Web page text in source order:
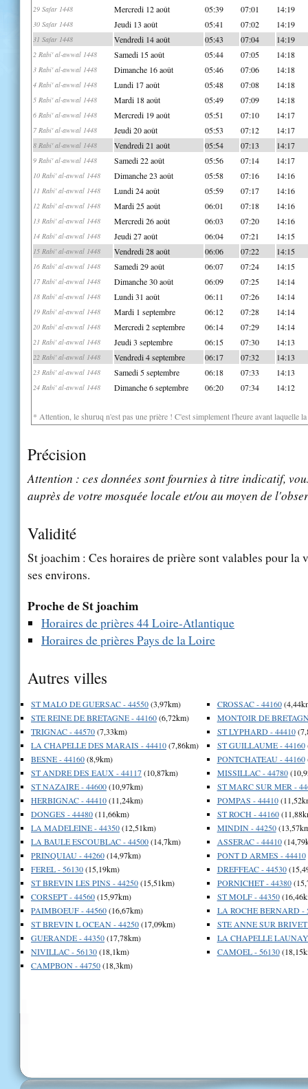
29 Safar 1448 Mercredi 12 août 05:39 07:01 14:19
30 Safar 1448 Jeudi 13 août 05:41 07:02 14:19
31 Safar 1448 Vendredi 14 août 05:43 07:04 14:19
2 Rabi' al-awwal 1448 Samedi 15 août 05:44 07:05 14:18
3 Rabi' al-awwal 1448 Dimanche 16 août 05:46 07:06 14:18
4 Rabi' al-awwal 1448 Lundi 17 août 05:48 07:08 14:18
5 Rabi' al-awwal 1448 Mardi 18 août 05:49 07:09 14:18
6 Rabi' al-awwal 1448 Mercredi 19 août 05:51 07:10 14:17
7 Rabi' al-awwal 1448 Jeudi 20 août 05:53 07:12 14:17
8 Rabi' al-awwal 1448 Vendredi 21 août 05:54 07:13 14:17
9 Rabi' al-awwal 1448 Samedi 22 août 05:56 07:14 14:17
10 Rabi' al-awwal 1448 Dimanche 23 août 05:58 07:16 14:16
11 Rabi' al-awwal 1448 Lundi 24 août 05:59 07:17 14:16
12 Rabi' al-awwal 1448 Mardi 25 août 06:01 07:18 14:16
13 Rabi' al-awwal 1448 Mercredi 26 août 06:03 07:20 14:16
14 Rabi' al-awwal 1448 Jeudi 27 août 06:04 07:21 14:15
15 Rabi' al-awwal 1448 Vendredi 28 août 06:06 07:22 14:15
16 Rabi' al-awwal 1448 Samedi 29 août 06:07 07:24 14:15
17 Rabi' al-awwal 1448 Dimanche 30 août 06:09 07:25 14:14
18 Rabi' al-awwal 1448 Lundi 31 août 06:11 07:26 14:14
19 Rabi' al-awwal 1448 Mardi 1 septembre 06:12 07:28 14:14
20 Rabi' al-awwal 1448 Mercredi 2 septembre 06:14 07:29 14:14
21 Rabi' al-awwal 1448 Jeudi 3 septembre 06:15 07:30 14:13
22 Rabi' al-awwal 1448 Vendredi 4 septembre 06:17 07:32 14:13
23 Rabi' al-awwal 1448 Samedi 5 septembre 06:18 07:33 14:13
24 Rabi' al-awwal 1448 Dimanche 6 septembre 06:20 07:34 14:12
* Attention, le shuruq n'est pas une prière ! C'est simplement l'heure avant laquelle
Précision
Attention : ces données sont fournies à titre indicatif,
auprès de votre mosquée locale et/ou au moyen de
Validité
St joachim : Ces horaires de prière sont valables pour la
ses environs.
Proche de St joachim
Horaires de prières 44 Loire-Atlantique
Horaires de prières Pays de la Loire
Autres villes
ST MALO DE GUERSAC - 44550(3,97km)
STE REINE DE BRETAGNE - 44160(6,72km)
TRIGNAC - 44570(7,33km)
LA CHAPELLE DES MARAIS - 44410(7,86km)
BESNE - 44160(8,9km)
ST ANDRE DES EAUX - 44117(10,87km)
ST NAZAIRE - 44600(10,97km)
HERBIGNAC - 44410(11,24km)
DONGES - 44480(11,66km)
LA MADELEINE - 44350(12,51km)
LA BAULE ESCOUBLAC - 44500(14,7km)
PRINQUIAU - 44260(14,97km)
FEREL - 56130(15,19km)
ST BREVIN LES PINS - 44250(15,51km)
CORSEPT - 44560(15,97km)
PAIMBOEUF - 44560(16,67km)
ST BREVIN L OCEAN - 44250(17,09km)
GUERANDE - 44350(17,78km)
NIVILLAC - 56130(18,1km)
CAMPBON - 44750(18,3km)
CROSSAC - 44160
MONTOIR DE
ST LYPHARD - 44410
ST GUILLAUME - 44160
PONTCHATEAU - 44160
MISSILLAC - 44780
ST MARC SUR MER -
POMPAS - 44410
ST ROCH - 44160
MINDIN - 44250
ASSERAC - 44410
PONT D ARMES - 44410
DREFFEAC - 44530
PORNICHET - 44380
ST MOLF - 44350
LA ROCHE BERNARD -
STE ANNE SUR BRIVET
LA CHAPELLE
CAMOEL - 56130